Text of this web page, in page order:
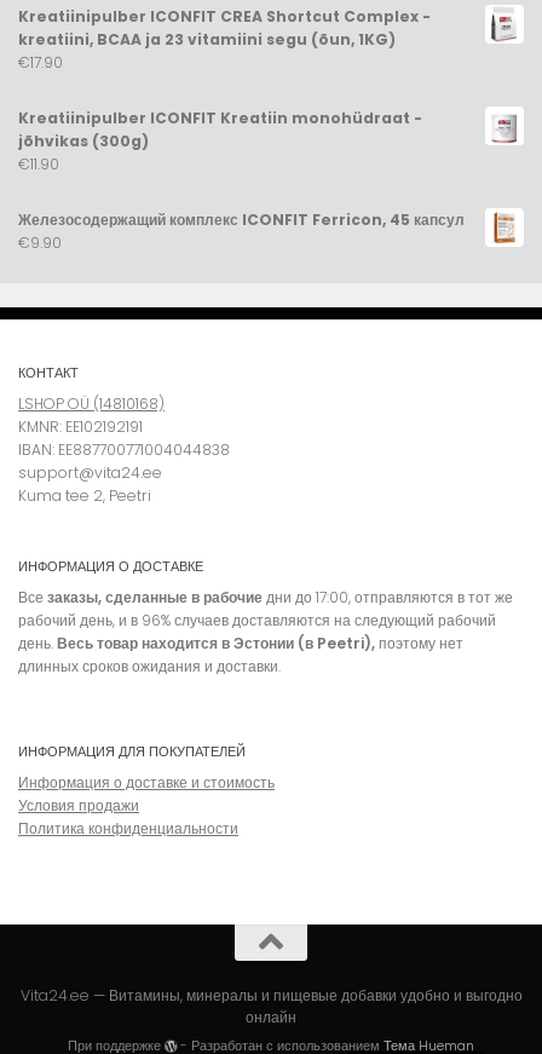
Kreatiinipulber ICONFIT CREA Shortcut Complex -
kreatiini, BCAA ja 23 vitamiini segu (õun, 1KG)
€17.90
Kreatiinipulber ICONFIT Kreatiin monohüdraat -
jõhvikas (300g)
€11.90
Железосодержащий комплекс ICONFIT Ferricon, 45 капсул
€9.90
КОНТАКТ
LSHOP OÜ (14810168)
KMNR: EE102192191
IBAN: EE887700771004044838
support@vita24.ee
Kuma tee 2, Peetri
ИНФОРМАЦИЯ О ДОСТАВКЕ
Все заказы, сделанные в рабочиедни до 17:00, отправляются в тот же
рабочий день, и в 96% случаев доставляются на следующий рабочий
день.Весь товар находится в Эстонии (в Peetri),поэтому нет
длинных сроков ожидания и доставки.
ИНФОРМАЦИЯ ДЛЯ ПОКУПАТЕЛЕЙ
Информация о доставке и стоимость
Условия продажи
Политика конфиденциальности
Vita24.ee — Витамины, минералы и пищевые добавки удобно и выгодно
онлайн
При поддержке - Разработан с использованиемТема Hueman
Estonian